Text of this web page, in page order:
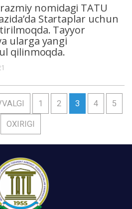
nomidagi TATU
Startaplar uchun
Tayyor
ularga yangi
qilinmoqda.
1 2 3 4 5
OXIRIGI